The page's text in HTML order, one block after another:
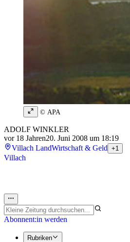
© APA
ADOLF WINKLER
vor 18 Jahren20. Juni 2008 um 18:19
Villach LandWirtschaft & Geld +1
Villach
Abonnent:in werden
Rubriken